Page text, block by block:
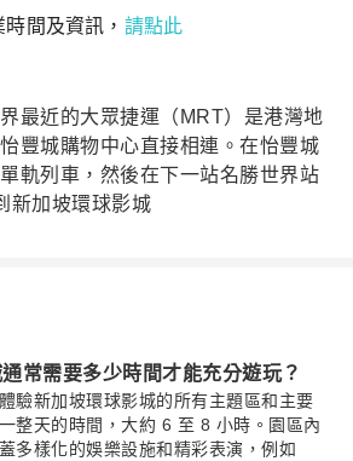
間及資訊， 請點此
最近的大眾捷運（MRT）是港灣地
豐城購物中心直接相連。在怡豐城
軌列車，然後在下一站名勝世界站
新加坡環球影城
常需要多少時間才能充分遊玩？
驗新加坡環球影城的所有主題區和主要
整天的時間，大約 6 至 8 小時。園區內
多樣化的娛樂設施和精彩表演，例如